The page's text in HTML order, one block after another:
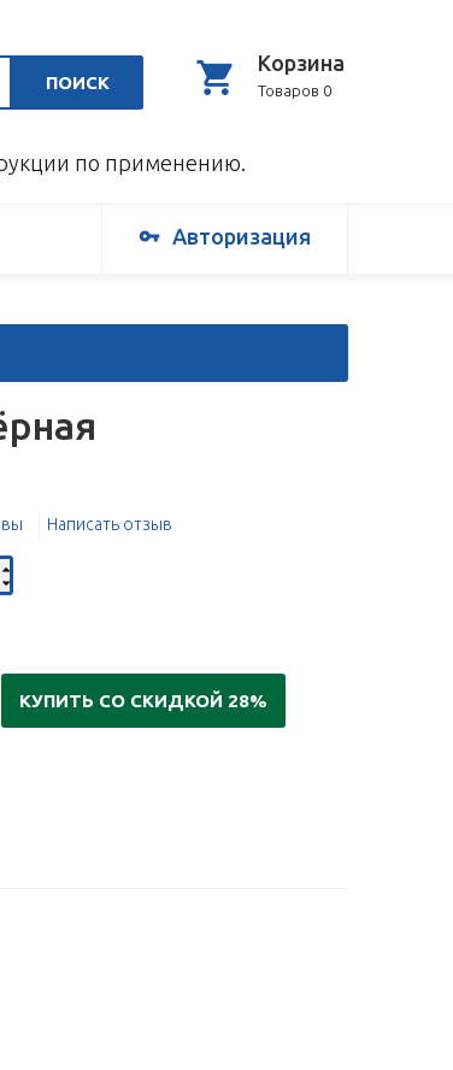
Корзина
Товаров 0
ПОИСК
по применению.
Авторизация
Написать отзыв
КУПИТЬ СО СКИДКОЙ 28%